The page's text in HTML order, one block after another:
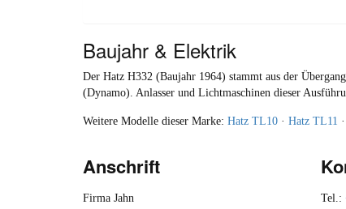
Baujahr & Elektrik
Der Hatz H332 (Baujahr 1964) stammt aus der
(Dynamo). Anlasser und Lichtmaschinen dieser
Weitere Modelle dieser Marke: Hatz TL10 · Hatz TL11 ·
Anschrift
Firma Jahn
Tel.: